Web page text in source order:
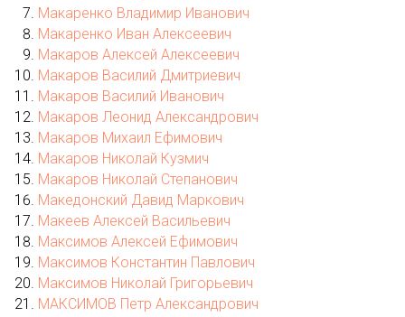
Макаренко Владимир Иванович
Макаренко Иван Алексеевич
Макаров Алексей Алексеевич
Макаров Василий Дмитриевич
Макаров Василий Иванович
Макаров Леонид Александрович
Макаров Михаил Ефимович
Макаров Николай Кузмич
Макаров Николай Степанович
Македонский Давид Маркович
Макеев Алексей Васильевич
Максимов Алексей Ефимович
Максимов Константин Павлович
Максимов Николай Григорьевич
МАКСИМОВ Петр Александрович